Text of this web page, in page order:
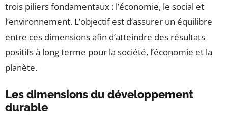
trois piliers fondamentaux : l’économie, le social et
l’environnement. L’objectif est d’assurer un équilibre
entre ces dimensions afin d’atteindre des résultats
positifs à long terme pour la société, l’économie et la
planète.
Les dimensions du développement
durable